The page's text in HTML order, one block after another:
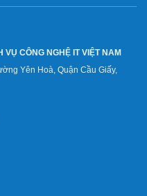
VỤ CÔNG NGHỆ IT VIỆT NAM
Yên Hoà, Quận Cầu Giấy,